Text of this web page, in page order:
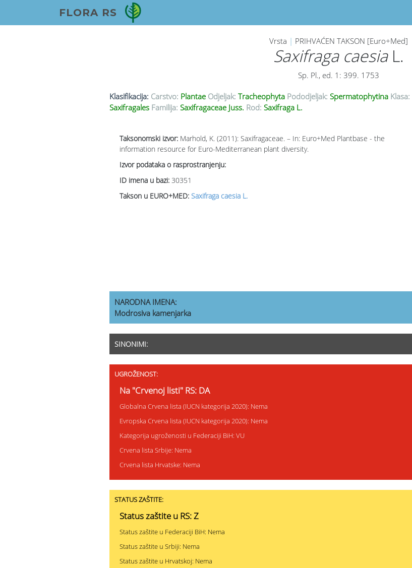
FLORA RS
Vrsta | PRIHVAĆEN TAKSON [Euro+Med]
Saxifraga caesiaL.
Sp. Pl., ed. 1: 399. 1753
Klasifikacija: Carstvo: Plantae Odjeljak: Tracheophyta Pododjeljak: Spermatophytina Klasa:
Saxifragales Familija: Saxifragaceae Juss. Rod: Saxifraga L.
Taksonomski izvor: Marhold, K. (2011): Saxifragaceae. – In: Euro+Med Plantbase - the
information resource for Euro-Mediterranean plant diversity.
Izvor podataka o rasprostranjenju:
ID imena u bazi: 30351
Takson u EURO+MED: Saxifraga caesia L.
NARODNA IMENA:
Modrosiva kamenjarka
SINONIMI:
UGROŽENOST:
Na "Crvenoj listi" RS: DA
Globalna Crvena lista (IUCN kategorija 2020): Nema
Evropska Crvena lista (IUCN kategorija 2020): Nema
Kategorija ugroženosti u Federaciji BiH: VU
Crvena lista Srbije: Nema
Crvena lista Hrvatske: Nema
STATUS ZAŠTITE:
Status zaštite u RS: Z
Status zaštite u Federaciji BiH: Nema
Status zaštite u Srbiji: Nema
Status zaštite u Hrvatskoj: Nema